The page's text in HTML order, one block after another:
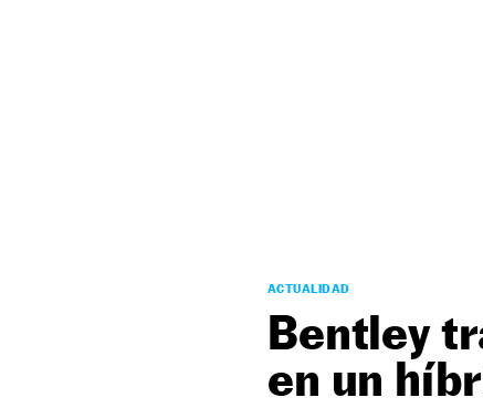
ACTUALIDAD
Bentley
en un